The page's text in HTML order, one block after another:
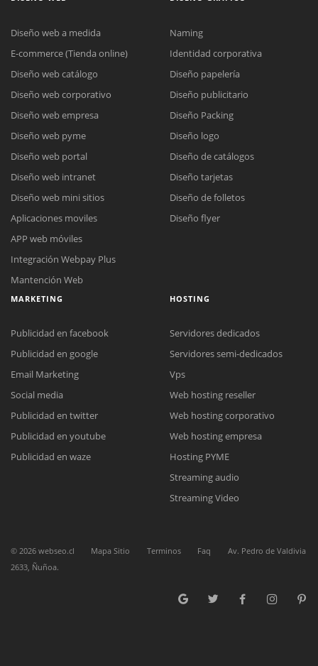
Reunión online
Nuestros ejecutivos le enviarán un correo electrónico con el enlace a
Meet para la reunión online.
Cotización
Complete el formulario y nos contactaremos a la brevedad.
Chat Online
para enviarnos un correo electrónico con sus datos personales.
Diseño web a medida
E-commerce (Tienda online)
Diseño web catálogo
Diseño web corporativo
Diseño web empresa
Diseño web pyme
Diseño web portal
Diseño web intranet
Diseño web mini sitios
Aplicaciones moviles
APP web móviles
Integración Webpay Plus
Mantención Web
Naming
Identidad corporativa
Diseño papelería
Diseño publicitario
Diseño Packing
Diseño logo
Diseño de catálogos
Diseño tarjetas
Diseño de folletos
Diseño flyer
MARKETING
Publicidad en facebook
Publicidad en google
Email Marketing
Social media
Publicidad en twitter
Publicidad en youtube
Publicidad en waze
HOSTING
Servidores dedicados
Servidores semi-dedicados
Vps
Web hosting reseller
Web hosting corporativo
Web hosting empresa
Hosting PYME
Streaming audio
Streaming Video
© 2026 webseo.cl Mapa Sitio Terminos Faq
Av. Pedro de Valdivia
2633, Ñuñoa.